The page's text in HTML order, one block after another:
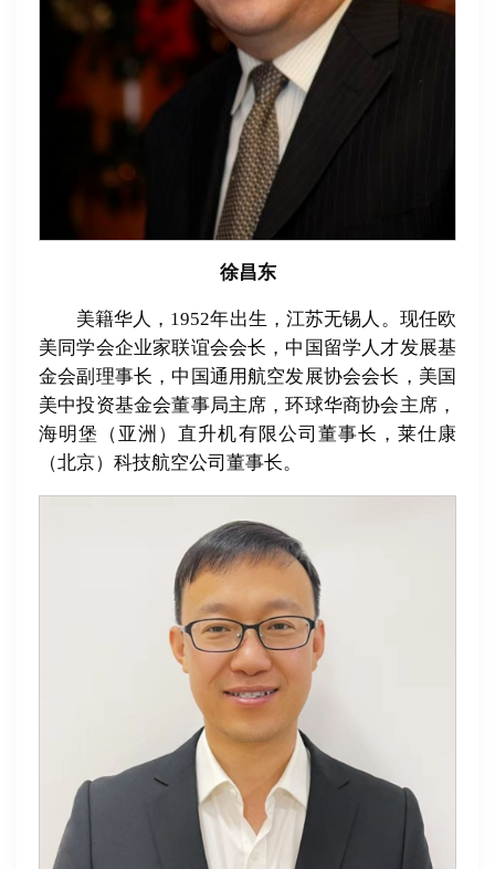
徐昌东
美籍华人，1952年出生，江苏无锡人。现任欧
美同学会企业家联谊会会长，中国留学人才发展基
金会副理事长，中国通用航空发展协会会长，美国
美中投资基金会董事局主席，环球华商协会主席，
海明堡（亚洲）直升机有限公司董事长，莱仕康
（北京）科技航空公司董事长。